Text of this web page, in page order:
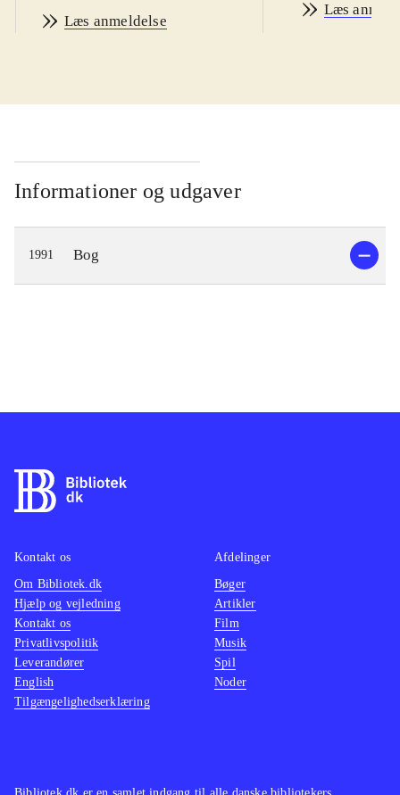
Læs anmeldelse
Læs
Informationer og udgaver
1991 Bog
Kontakt os
Om Bibliotek.dk
Hjælp og vejledning
Kontakt os
Privatlivspolitik
Leverandører
English
Tilgængelighedserklæring
Afdelinger
Bøger
Artikler
Film
Musik
Spil
Noder